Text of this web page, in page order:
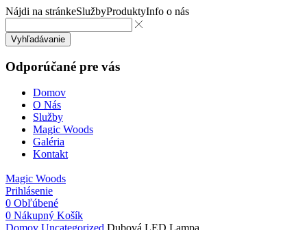
Nájdi na stránkeSlužbyProduktyInfo o nás
Vyhľadávanie
Odporúčané pre vás
Domov
O Nás
Služby
Magic Woods
Galéria
Kontakt
Magic Woods
Prihlásenie
0 Obľúbené
0 Nákupný Košík
Domov Uncategorized Dubová LED Lampa